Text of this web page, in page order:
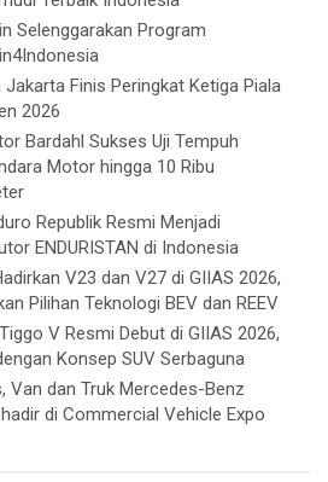
Selenggarakan Program
Jakarta Finis Peringkat Ketiga Piala
2026
Bardahl Sukses Uji Tempuh
Motor hingga 10 Ribu
Republik Resmi Menjadi
ENDURISTAN di Indonesia
V23 dan V27 di GIIAS 2026,
Pilihan Teknologi BEV dan REEV
V Resmi Debut di GIIAS 2026,
Konsep SUV Serbaguna
Van dan Truk Mercedes-Benz
di Commercial Vehicle Expo